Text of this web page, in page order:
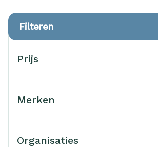
Filteren
Prijs
Merken
Organisaties